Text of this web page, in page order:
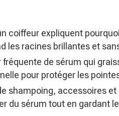
coiffeur expliquent
les racines brillantes et
fréquente de sérum qui
pour protéger les
shampoing, accessoires
du sérum tout en gardant